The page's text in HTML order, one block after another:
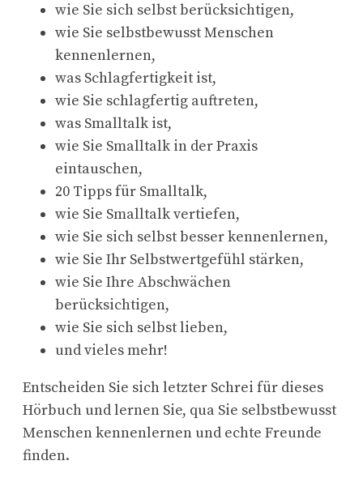
wie Sie sich selbst berücksichtigen,
wie Sie selbstbewusst Menschen
kennenlernen,
was Schlagfertigkeit ist,
wie Sie schlagfertig auftreten,
was Smalltalk ist,
wie Sie Smalltalk in der Praxis
eintauschen,
20 Tipps für Smalltalk,
wie Sie Smalltalk vertiefen,
wie Sie sich selbst besser kennenlernen,
wie Sie Ihr Selbstwertgefühl stärken,
wie Sie Ihre Abschwächen
berücksichtigen,
wie Sie sich selbst lieben,
und vieles mehr!
Entscheiden Sie sich letzter Schrei für dieses
Hörbuch und lernen Sie, qua Sie selbstbewusst
Menschen kennenlernen und echte Freunde
finden.